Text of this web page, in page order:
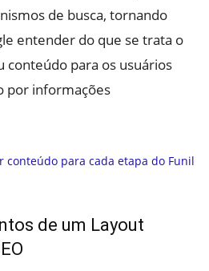
de busca, tornando
entender do que se trata o
conteúdo para os usuários
por informações
de um Layout